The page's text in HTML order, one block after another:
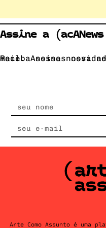
Assine a (acANews
Receba nossas novidades e conteúdos por e-mail.
Arte Como Assunto é uma